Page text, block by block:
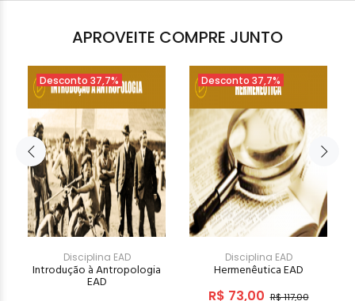
APROVEITE COMPRE JUNTO
Desconto 37,7%
Disciplina EAD
Introdução à Antropologia
EAD
Desconto 37,7%
Disciplina EAD
Hermenêutica EAD
R$ 73,00 R$ 117,00